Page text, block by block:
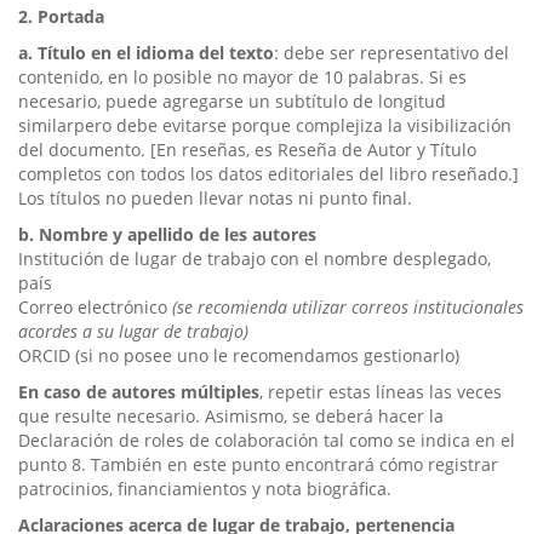
2. Portada
a. Título en el idioma del texto: debe ser representativo del
contenido, en lo posible no mayor de 10 palabras. Si es
necesario, puede agregarse un subtítulo de longitud
similarpero debe evitarse porque complejiza la visibilización
del documento. [En reseñas, es Reseña de Autor y Título
completos con todos los datos editoriales del libro reseñado.]
Los títulos no pueden llevar notas ni punto final.
b. Nombre y apellido de les autores
Institución de lugar de trabajo con el nombre desplegado,
país
Correo electrónico (se recomienda utilizar correos institucionales
acordes a su lugar de trabajo)
ORCID (si no posee uno le recomendamos gestionarlo)
En caso de autores múltiples, repetir estas líneas las veces
que resulte necesario. Asimismo, se deberá hacer la
Declaración de roles de colaboración tal como se indica en el
punto 8. También en este punto encontrará cómo registrar
patrocinios, financiamientos y nota biográfica.
Aclaraciones acerca de lugar de trabajo, pertenencia